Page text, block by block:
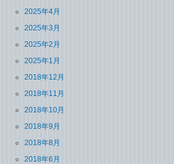
2025年4月
2025年3月
2025年2月
2025年1月
2018年12月
2018年11月
2018年10月
2018年9月
2018年8月
2018年6月